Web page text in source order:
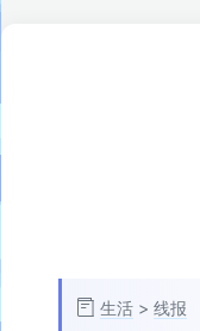
生活 > 线报